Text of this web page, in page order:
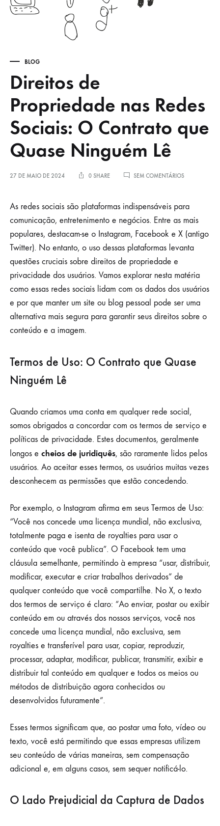
BLOG
Direitos de
Propriedade nas Redes
Sociais: O Contrato que
Quase Ninguém Lê
27 DE MAIO DE 2024 0 SHARE SEM COMENTÁRIOSEM
NAS
REDES
O
CONTRATO
NINGUÉM
As redes sociais são plataformas indispensáveis para
comunicação, entretenimento e negócios. Entre as mais
populares, destacam-se o Instagram, Facebook e X (antigo
Twitter). No entanto, o uso dessas plataformas levanta
questões cruciais sobre direitos de propriedade e
privacidade dos usuários. Vamos explorar nesta matéria
como essas redes sociais lidam com os dados dos usuários
e por que manter um site ou blog pessoal pode ser uma
alternativa mais segura para garantir seus direitos sobre o
conteúdo e a imagem.
Termos de Uso: O Contrato que Quase
Ninguém Lê
Quando criamos uma conta em qualquer rede social,
somos obrigados a concordar com os termos de serviço e
políticas de privacidade. Estes documentos, geralmente
longos e cheios de juridiquês, são raramente lidos pelos
usuários. Ao aceitar esses termos, os usuários muitas vezes
desconhecem as permissões que estão concedendo.
Por exemplo, o Instagram afirma em seus Termos de Uso:
“Você nos concede uma licença mundial, não exclusiva,
totalmente paga e isenta de royalties para usar o
conteúdo que você publica”. O Facebook tem uma
cláusula semelhante, permitindo à empresa “usar, distribuir,
modificar, executar e criar trabalhos derivados” de
qualquer conteúdo que você compartilhe. No X, o texto
dos termos de serviço é claro: “Ao enviar, postar ou exibir
conteúdo em ou através dos nossos serviços, você nos
concede uma licença mundial, não exclusiva, sem
royalties e transferível para usar, copiar, reproduzir,
processar, adaptar, modificar, publicar, transmitir, exibir e
distribuir tal conteúdo em qualquer e todos os meios ou
métodos de distribuição agora conhecidos ou
desenvolvidos futuramente”.
Esses termos significam que, ao postar uma foto, vídeo ou
texto, você está permitindo que essas empresas utilizem
seu conteúdo de várias maneiras, sem compensação
adicional e, em alguns casos, sem sequer notificá-lo.
O Lado Prejudicial da Captura de Dados